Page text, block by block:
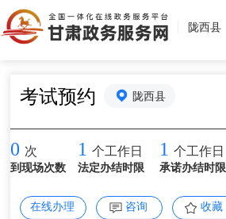
陇西县
考试预约 陇西县
0 次
到现场次数
1 个工作日
法定办结时限
1 个工作日
承诺办结时限
在线办理 咨询 收藏